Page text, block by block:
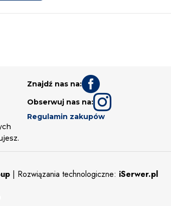
Znajdź nas na:
Obserwuj nas na:
Regulamin zakupów
| Rozwiązania technologiczne: iSerwer.pl